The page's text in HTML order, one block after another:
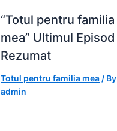
“Totul pentru familia
mea” Ultimul Episod
Rezumat
Totul pentru familia mea / By
admin